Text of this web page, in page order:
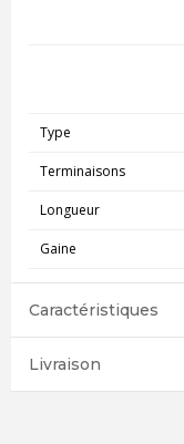
Type
Terminaisons
Longueur
Gaine
Caractéristiques
Livraison